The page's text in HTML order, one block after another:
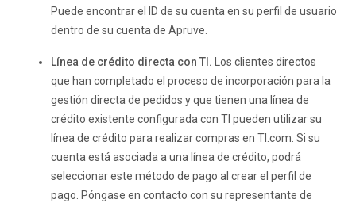
Puede encontrar el ID de su cuenta en su perfil de usuario
dentro de su cuenta de Apruve.
Línea de crédito directa con TI. Los clientes directos
que han completado el proceso de incorporación para la
gestión directa de pedidos y que tienen una línea de
crédito existente configurada con TI pueden utilizar su
línea de crédito para realizar compras en TI.com. Si su
cuenta está asociada a una línea de crédito, podrá
seleccionar este método de pago al crear el perfil de
pago. Póngase en contacto con su representante de